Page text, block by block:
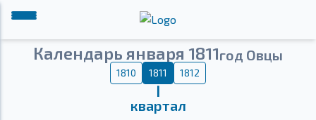
Календарь января 1811год Овцы
1810 1811 1812
Ⅰ
квартал